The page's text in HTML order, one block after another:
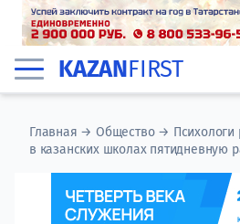
KAZANFIRST
Главная →Общество→ Психологи
в казанских школах пятидневную